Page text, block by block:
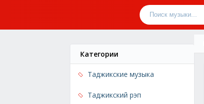
Категории
Таджикские музыка
Таджикский рэп